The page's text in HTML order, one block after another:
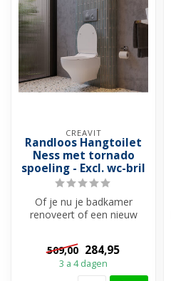
CREAVIT
Randloos Hangtoilet
Ness met tornado
spoeling - Excl. wc-bril
Of je nu je badkamer
renoveert of een nieuw
Ness ra...
509,00 284,95
3 a 4 dagen